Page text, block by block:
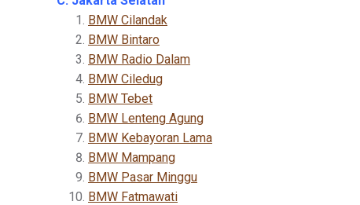
BMW Cilandak
BMW Bintaro
BMW Radio Dalam
BMW Ciledug
BMW Tebet
BMW Lenteng Agung
BMW Kebayoran Lama
BMW Mampang
BMW Pasar Minggu
BMW Fatmawati